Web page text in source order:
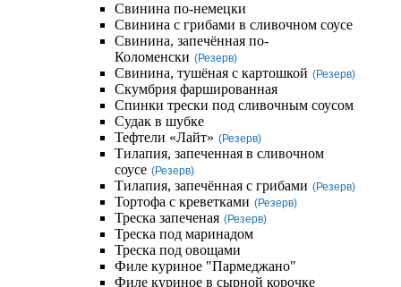
Свинина по-немецки
Свинина с грибами в сливочном соусе
Свинина, запечённая по-
Коломенски (Резерв)
Свинина, тушёная с картошкой (Резерв)
Скумбрия фаршированная
Спинки трески под сливочным соусом
Судак в шубке
Тефтели «Лайт» (Резерв)
Тилапия, запеченная в сливочном
соусе (Резерв)
Тилапия, запечённая с грибами (Резерв)
Тортофа с креветками (Резерв)
Треска запеченая (Резерв)
Треска под маринадом
Треска под овощами
Филе куриное "Пармеджано"
Филе куриное в сырной корочке